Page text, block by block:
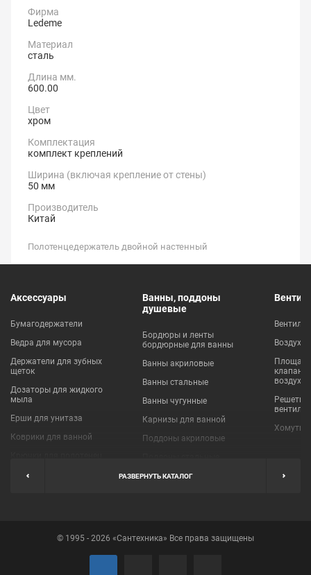
Фирма
Ledeme
Материал
сталь
Длина мм.
600.00
Цвет
хром
Комплектация
комплект креплений
Ширина (включая крепление от стены)
50 мм
Производитель
Китай
Полотенцедержатель двойной настенный
Аксессуары
Бумагодержатели
Ведра для мусора
Держатели для зубных
щеток
Дозаторы для жидкого
мыла
Ерши для унитаза
Коврики для ванной
Мыльницы
Полотенцедержатели
Ванны, поддоны
душевые
Бордюры и ленты
бордюрные для ванны
Ванны акриловые
Ванны стальные
Ванны чугунные
Карнизы для ванной
Поддоны акриловые
Пробки для ванн
клапаны
Решетки
Хомуты
РАЗВЕРНУТЬ КАТАЛОГ
© 1995 - 2026 «Сантехника» Все права защищены